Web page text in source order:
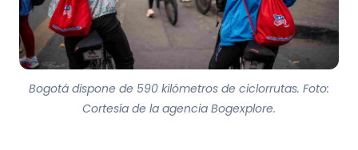
Bogotá dispone de 590 kilómetros de ciclorrutas. Foto:
Cortesía de la agencia Bogexplore.